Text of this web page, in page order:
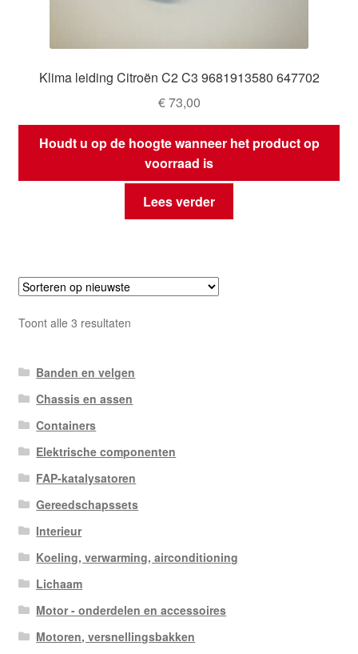
Klima leiding Citroën C2 C3 9681913580 647702
€73,00
Houdt u op de hoogte wanneer het product op
voorraad is
Lees verder
Toont alle 3 resultatenGesorteerd
Banden en velgen
Chassis en assen
Containers
Elektrische componenten
FAP-katalysatoren
Gereedschapssets
Interieur
Koeling, verwarming, airconditioning
Lichaam
Motor - onderdelen en accessoires
Motoren, versnellingsbakken